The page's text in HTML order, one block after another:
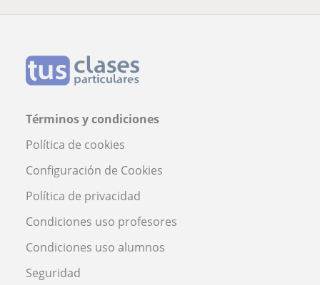
Términos y condiciones
Política de cookies
Configuración de Cookies
Política de privacidad
Condiciones uso profesores
Condiciones uso alumnos
Seguridad